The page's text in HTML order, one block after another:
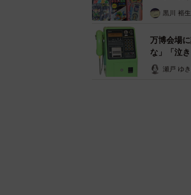
黒川 裕生
万博会場
な」「泣
瀬戸 ゆ